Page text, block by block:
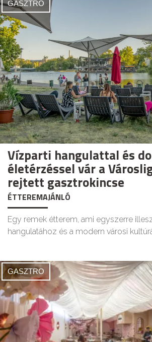
GASZTRO
Vízparti hangulattal és
életérzéssel vár a
rejtett gasztrokincse
ÉTTEREMAJÁNLÓ
Egy remek étterem, ami egyszerre
hangulatához és a modern városi
GASZTRO